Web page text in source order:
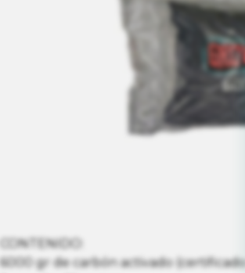
CONTENIDO:
6000 gr de carbón activado